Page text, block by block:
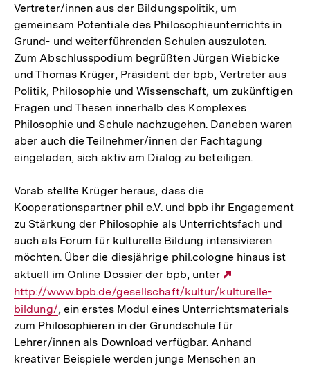
Vertreter/innen aus der Bildungspolitik, um
gemeinsam Potentiale des Philosophieunterrichts in
Grund- und weiterführenden Schulen auszuloten.
Zum Abschlusspodium begrüßten Jürgen Wiebicke
und Thomas Krüger, Präsident der bpb, Vertreter aus
Politik, Philosophie und Wissenschaft, um zukünftigen
Fragen und Thesen innerhalb des Komplexes
Philosophie und Schule nachzugehen. Daneben waren
aber auch die Teilnehmer/innen der Fachtagung
eingeladen, sich aktiv am Dialog zu beteiligen.
Vorab stellte Krüger heraus, dass die
Kooperationspartner phil e.V. und bpb ihr Engagement
zu Stärkung der Philosophie als Unterrichtsfach und
auch als Forum für kulturelle Bildung intensivieren
möchten. Über die diesjährige phil.cologne hinaus ist
aktuell im Online Dossier der bpb, unter
Link:
http://www.bpb.de/gesellschaft/kultur/kulturelle-
bildung/, ein erstes Modul eines Unterrichtsmaterials
zum Philosophieren in der Grundschule für
Lehrer/innen als Download verfügbar. Anhand
kreativer Beispiele werden junge Menschen an